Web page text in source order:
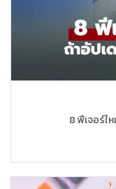
8 ฟีเจอร์ใ